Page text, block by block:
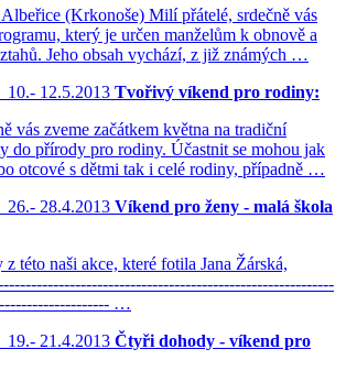
(Krkonoše) Milí přátelé, srdečně vás
který je určen manželům k obnově a
Jeho obsah vychází, z již známých …
10.- 12.5.2013 Tvořivý víkend pro rodiny:
vás zveme začátkem května na tradiční
do přírody pro rodiny. Účastnit se mohou jak
otcové s dětmi tak i celé rodiny, případně …
26.- 28.4.2013 Víkend pro ženy - malá škola
této naši akce, které fotila Jana Žárská,
…
19.- 21.4.2013 Čtyři dohody - víkend pro